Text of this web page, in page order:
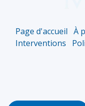
Page d'accueil À
Interventions